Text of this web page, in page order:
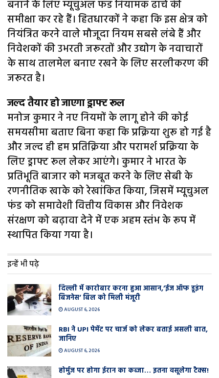
बनाने के लिए म्यूचुअल फंड नियामक ढांचे की
समीक्षा कर रहे हैं। हितधारकों ने कहा कि इस क्षेत्र को
नियंत्रित करने वाले मौजूदा नियम सबसे लंबे हैं और
निवेशकों की उभरती जरूरतों और उद्योग के नवाचारों
के साथ तालमेल बनाए रखने के लिए सरलीकरण की
जरूरत है।
जल्द तैयार हो जाएगा ड्राफ्ट रूल
मनोज कुमार ने नए नियमों के लागू होने की कोई
समयसीमा बताए बिना कहा कि प्रक्रिया शुरू हो गई है
और जल्द ही हम प्रतिक्रिया और परामर्श प्रक्रिया के
लिए ड्राफ्ट रूल लेकर आएंगे। कुमार ने भारत के
प्रतिभूति बाजार को मजबूत करने के लिए सेबी के
रणनीतिक खाके को रेखांकित किया, जिसमें म्यूचुअल
फंड को समावेशी वित्तीय विकास और निवेशक
संरक्षण को बढ़ावा देने में एक अहम स्तंभ के रूप में
स्थापित किया गया है।
इन्हें भी पढ़े
दिल्ली में कारोबार करना हुआ आसान,’ईज ऑफ डूइंग
बिजनेस’ बिल को मिली मंजूरी
AUGUST 6, 2026
RBI ने UPI पेमेंट पर चार्ज को लेकर बताई असली बात,
जानिए
AUGUST 6, 2026
होर्मुज पर होगा ईरान का कब्जा… इतना वसूलेगा टैक्स!